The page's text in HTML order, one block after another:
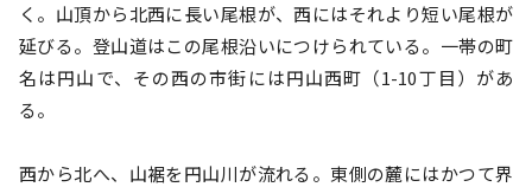
く。山頂から北西に長い尾根が、西にはそれより短い尾根が
延びる。登山道はこの尾根沿いにつけられている。一帯の町
名は円山で、その西の市街には円山西町（1-10丁目）があ
る。
西から北へ、山裾を円山川が流れる。東側の麓にはかつて界